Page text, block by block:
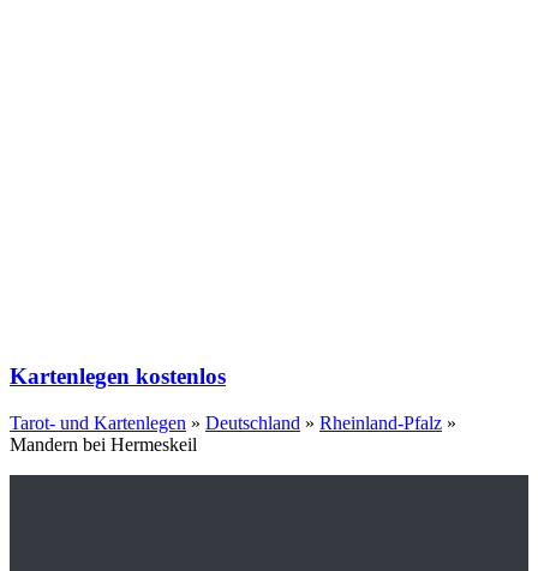
Kartenlegen kostenlos
Tarot- und Kartenlegen » Deutschland » Rheinland-Pfalz »
Mandern bei Hermeskeil